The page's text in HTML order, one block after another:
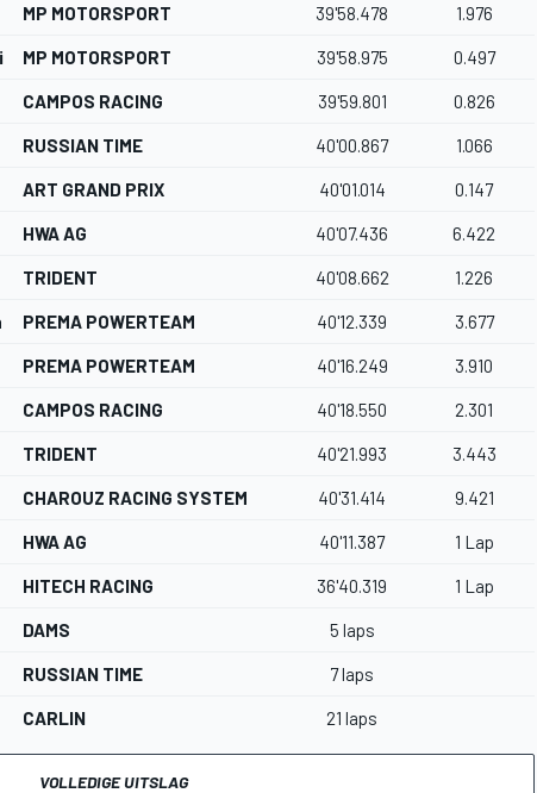
MP MOTORSPORT 39'58.478 1.976
MP MOTORSPORT 39'58.975 0.497
CAMPOS RACING 39'59.801 0.826
RUSSIAN TIME 40'00.867 1.066
ART GRAND PRIX 40'01.014 0.147
HWA AG 40'07.436 6.422
TRIDENT 40'08.662 1.226
PREMA POWERTEAM 40'12.339 3.677
PREMA POWERTEAM 40'16.249 3.910
CAMPOS RACING 40'18.550 2.301
TRIDENT 40'21.993 3.443
CHAROUZ RACING SYSTEM 40'31.414 9.421
HWA AG 40'11.387 1 Lap
HITECH RACING 36'40.319 1 Lap
DAMS 5 laps
RUSSIAN TIME 7 laps
CARLIN 21 laps
VOLLEDIGE UITSLAG